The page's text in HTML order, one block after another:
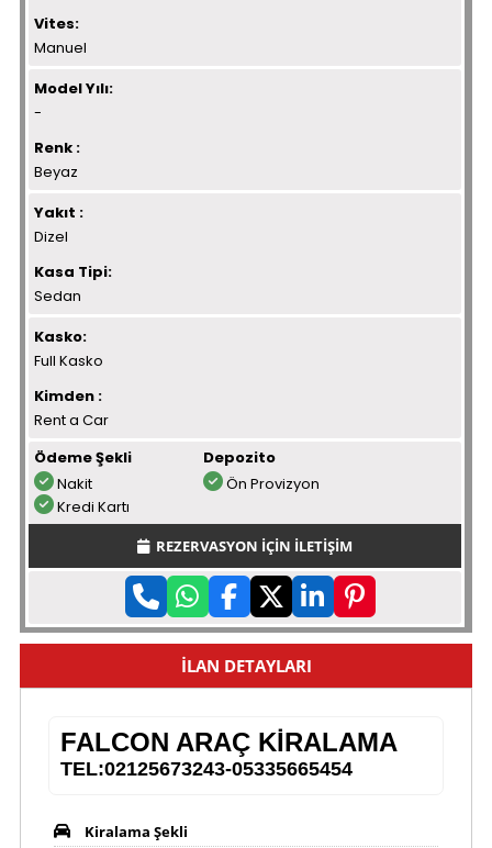
Vites:
Manuel
Model Yılı:
-
Renk :
Beyaz
Yakıt :
Dizel
Kasa Tipi:
Sedan
Kasko:
Full Kasko
Kimden :
Rent a Car
Ödeme Şekli
Nakit
Kredi Kartı
Depozito
Ön Provizyon
REZERVASYON İÇİN İLETİŞİM
İLAN DETAYLARI
FALCON ARAÇ KİRALAMA
TEL:02125673243-05335665454
Kiralama Şekli